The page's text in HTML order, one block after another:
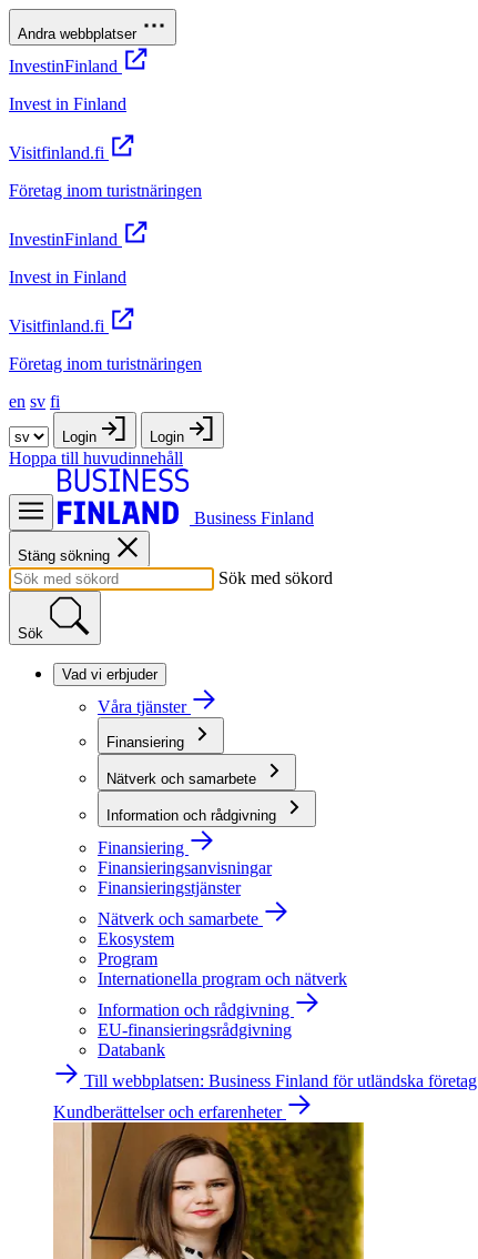
Andra webbplatser
InvestinFinland
Invest in Finland
Visitfinland.fi
Företag inom turistnäringen
InvestinFinland
Invest in Finland
Visitfinland.fi
Företag inom turistnäringen
en sv fi
Login Login
Hoppa till huvudinnehåll
Business Finland
Stäng sökning
Sök med sökord
Sök
Vad vi erbjuder
Våra tjänster
Finansiering
Nätverk och samarbete
Information och rådgivning
Finansiering
Finansieringsanvisningar
Finansieringstjänster
Nätverk och samarbete
Ekosystem
Program
Internationella program och nätverk
Information och rådgivning
EU-finansieringsrådgivning
Databank
Till webbplatsen: Business Finland för utländska företag
Kundberättelser och erfarenheter